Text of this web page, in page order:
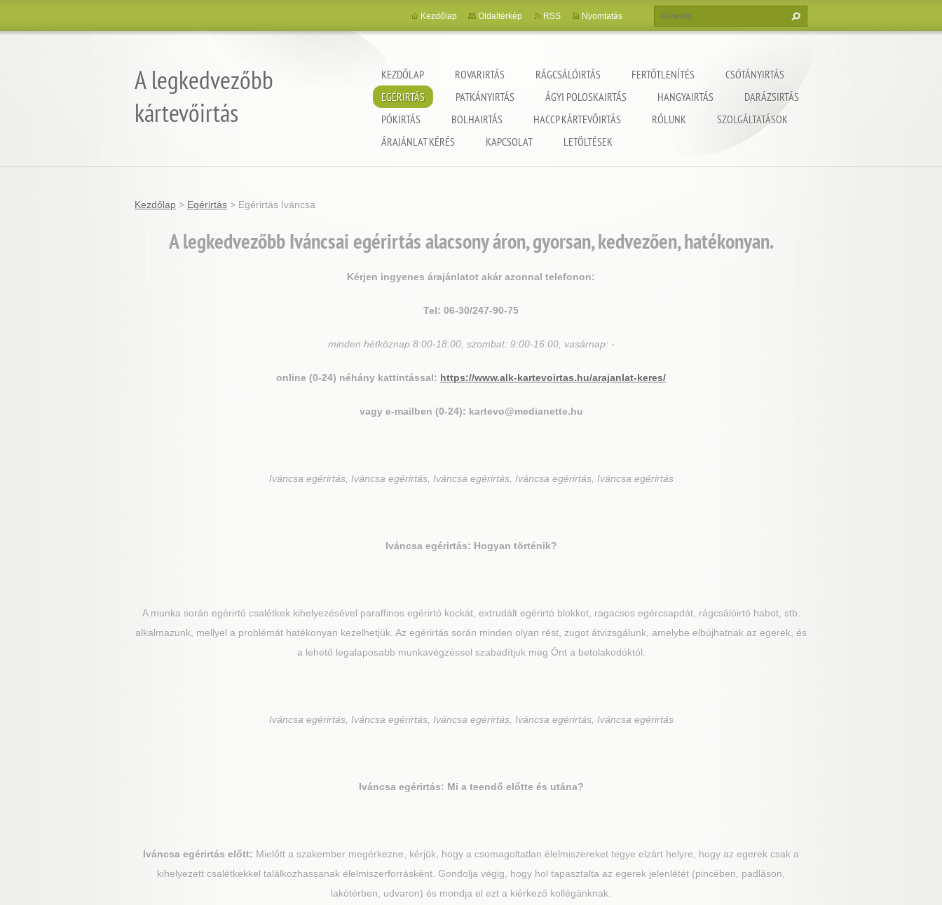
A legkedvezőbb
kártevőirtás
KEZDŐLAP ROVARIRTÁS RÁGCSÁLÓIRTÁS FERTŐTLENÍTÉS
CSÓTÁNYIRTÁS
EGÉRIRTÁS
PATKÁNYIRTÁS ÁGYI POLOSKAIRTÁS HANGYAIRTÁS
DARÁZSIRTÁS
PÓKIRTÁS
BOLHAIRTÁS HACCP KÁRTEVŐIRTÁS RÓLUNK
SZOLGÁLTATÁSOK
ÁRAJÁNLAT KÉRÉS
KAPCSOLAT LETÖLTÉSEK
Kezdőlap Oldaltérkép RSS Nyomtatás
Kezdőlap > Egérirtás > Egérirtás Iváncsa
A legkedvezőbb Iváncsai egérirtás alacsony áron, gyorsan, kedvezően, hatékonyan.
Kérjen ingyenes árajánlatot akár azonnal telefonon:
Tel: 06-30/247-90-75
minden hétköznap 8:00-18:00, szombat: 9:00-16:00, vasárnap: -
online (0-24) néhány kattintással: https://www.alk-kartevoirtas.hu/arajanlat-keres/
vagy e-mailben (0-24): kartevo@medianette.hu
Iváncsa egérirtás, Iváncsa egérirtás, Iváncsa egérirtás, Iváncsa egérirtás, Iváncsa egérirtás
Iváncsaegérirtás: Hogyan történik?
A munka során egérirtó csalétkek kihelyezésével paraffinos egérirtó kockát, extrudált egérirtó blokkot, ragacsos egércsapdát, rágcsálóirtó habot, stb.
alkalmazunk, mellyel a problémát hatékonyan kezelhetjük. Az egérirtás során minden olyan rést, zugot átvizsgálunk, amelybe elbújhatnak az egerek, és
a lehető legalaposabb munkavégzéssel szabadítjuk meg Önt a betolakodóktól.
Iváncsa egérirtás, Iváncsa egérirtás, Iváncsa egérirtás, Iváncsa egérirtás, Iváncsa egérirtás
Iváncsaegérirtás: Mi a teendő előtte és utána?
Iváncsa egérirtás előtt: Mielőtt a szakember megérkezne, kérjük, hogy a csomagoltatlan élelmiszereket tegye elzárt helyre, hogy az egerek csak a
kihelyezett csalétkekkel találkozhassanak élelmiszerforrásként. Gondolja végig, hogy hol tapasztalta az egerek jelenlétét (pincében, padláson,
lakótérben, udvaron) és mondja el ezt a kiérkező kollégánknak.